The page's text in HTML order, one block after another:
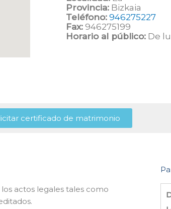
Provincia: Bizkaia
Teléfono: 946275227
Fax: 946275199
Horario al público: De
certificado de matrimonio
actos legales tales como